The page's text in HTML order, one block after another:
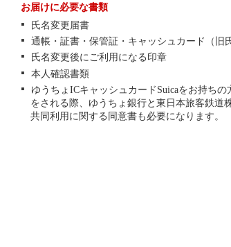
お届けに必要な書類
氏名変更届書
通帳・証書・保管証・キャッシュカード（旧
氏名変更後にご利用になる印章
本人確認書類
ゆうちょICキャッシュカードSuicaをお持ちの
をされる際、ゆうちょ銀行と東日本旅客鉄道
共同利用に関する同意書も必要になります。